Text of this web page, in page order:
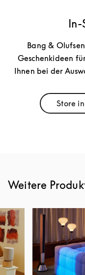
In-
Bang &
Geschenkideen
Ihnen bei der
Store
Weitere